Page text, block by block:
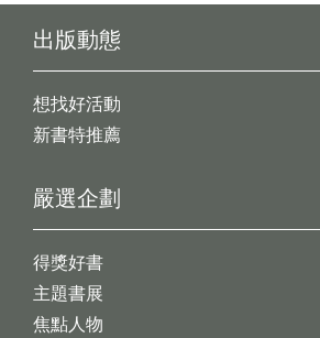
出版動態
想找好活動
新書特推薦
嚴選企劃
得獎好書
主題書展
焦點人物